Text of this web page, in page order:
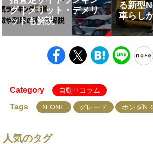
グ｜メリット・デメリ
ットも解説
る新型
車らし
Category 自動車コラム
Tags N-ONE グレード ホンダN-
人気のタグ